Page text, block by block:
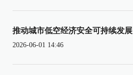
推动城市低空经济安全可持续发展
2026-06-01 14:46